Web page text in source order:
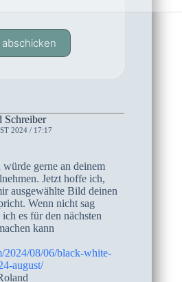
Schreiber
2024 / 17:17
gerne an deinem
Jetzt hoffe ich,
ausgewählte Bild deinen
Wenn nicht sag
es für den nächsten
kann
2024/08/06/black-white-
august/